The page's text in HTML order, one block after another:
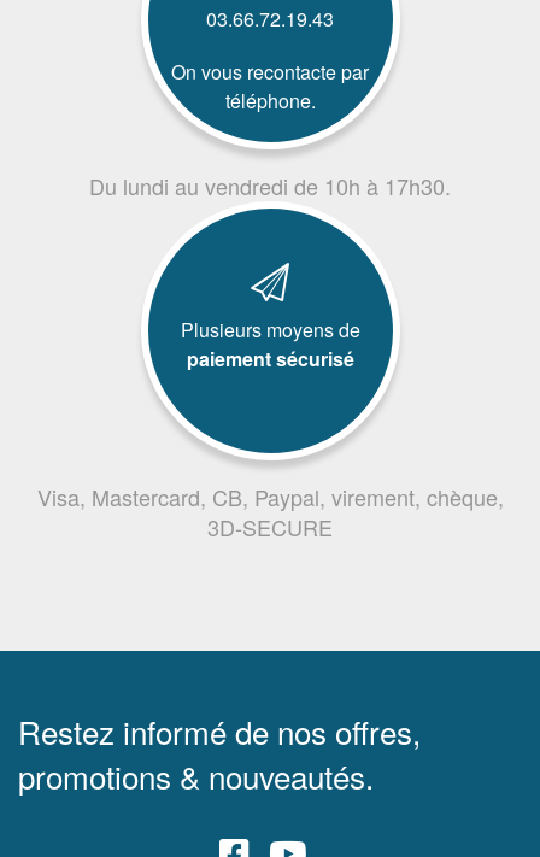
03.66.72.19.43
On vous recontacte par
téléphone.
Du lundi au vendredi de 10h à 17h30.
Plusieurs moyens de
paiement sécurisé
Visa, Mastercard, CB, Paypal, virement, chèque,
3D-SECURE
Restez informé de nos offres,
promotions & nouveautés.